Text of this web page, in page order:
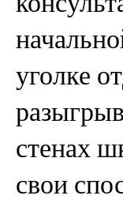
уголке
стенах
свои